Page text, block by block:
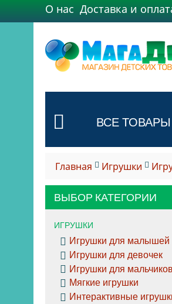
О нас Доставка и
ВСЕ ТОВАРЫ
Главная Игрушки
ВЫБОР КАТЕГОРИИ
ИГРУШКИ
Игрушки для малышей
Игрушки для девочек
Игрушки для мальчиков
Мягкие игрушки
Интерактивные